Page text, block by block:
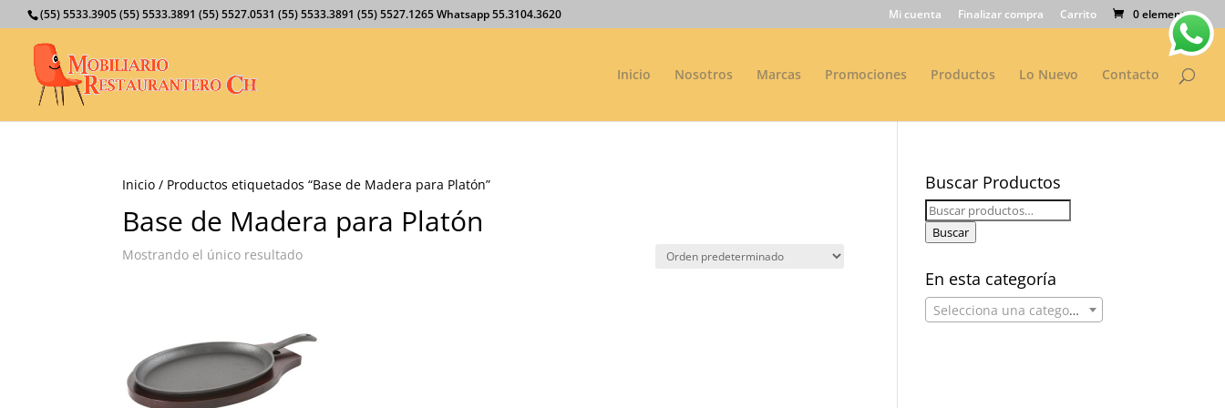
(55) 5533.3905 (55) 5533.3891 (55) 5527.0531 (55) 5533.3891 (55) 5527.1265 Whatsapp 55.3104.3620 Mi cuenta Finalizar compra Carrito 0 elementos
Inicio Nosotros Marcas Promociones Productos Lo Nuevo Contacto
Inicio / Productos etiquetados “Base de Madera para Platón”
Base de Madera para Platón
Mostrando el único resultado
Buscar Productos
Buscar
por:
Buscar
En esta categoría
Selecciona una categoría